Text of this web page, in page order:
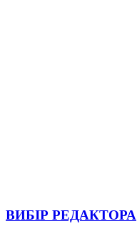
ВИБІР РЕДАКТОРА